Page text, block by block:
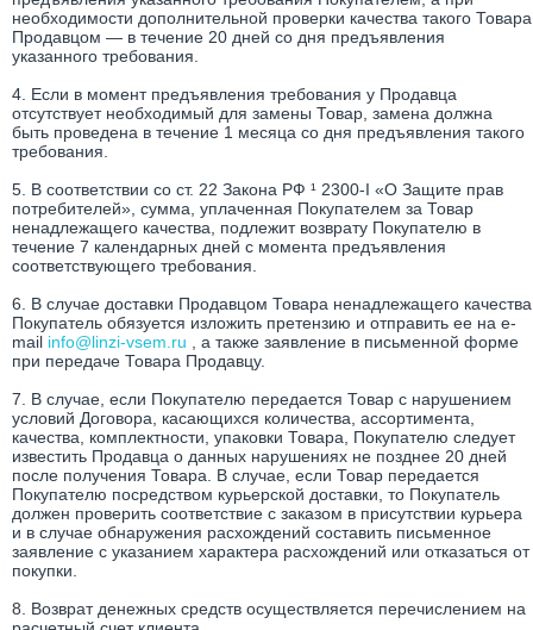
необходимости дополнительной проверки качества такого Товара
Продавцом — в течение 20 дней со дня предъявления
указанного требования.
4. Если в момент предъявления требования у Продавца
отсутствует необходимый для замены Товар, замена должна
быть проведена в течение 1 месяца со дня предъявления такого
требования.
5. В соответствии со ст. 22 Закона РФ ¹ 2300-I «О Защите прав
потребителей», сумма, уплаченная Покупателем за Товар
ненадлежащего качества, подлежит возврату Покупателю в
течение 7 календарных дней с момента предъявления
соответствующего требования.
6. В случае доставки Продавцом Товара ненадлежащего качества
Покупатель обязуется изложить претензию и отправить ее на e-
mail info@linzi-vsem.ru , а также заявление в письменной форме
при передаче Товара Продавцу.
7. В случае, если Покупателю передается Товар с нарушением
условий Договора, касающихся количества, ассортимента,
качества, комплектности, упаковки Товара, Покупателю следует
известить Продавца о данных нарушениях не позднее 20 дней
после получения Товара. В случае, если Товар передается
Покупателю посредством курьерской доставки, то Покупатель
должен проверить соответствие с заказом в присутствии курьера
и в случае обнаружения расхождений составить письменное
заявление с указанием характера расхождений или отказаться от
покупки.
8. Возврат денежных средств осуществляется перечислением на